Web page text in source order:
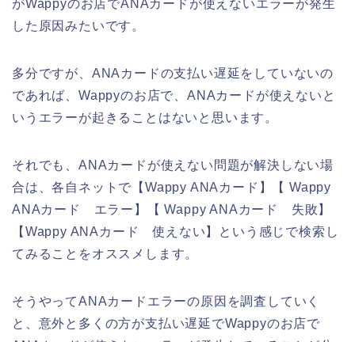
がWappyのお店でANAカードが使えないエラーが発生
した原因みたいです。
多分ですが、ANAカードの支払い遅延をしていないの
であれば、Wappyのお店で、ANAカードが使えないと
いうエラーが起きることはないと思います。
それでも、ANAカードが使えない問題が解決しない場
合は、各自ネットで【Wappy ANAカード】【 Wappy
ANAカード エラー】【 Wappy ANAカード 失敗】
【Wappy ANAカード 使えない】という感じで検索し
てみることをオススメします。
そうやってANAカードエラーの原因を調査していく
と、意外と多くの方が支払い遅延でWappyのお店で